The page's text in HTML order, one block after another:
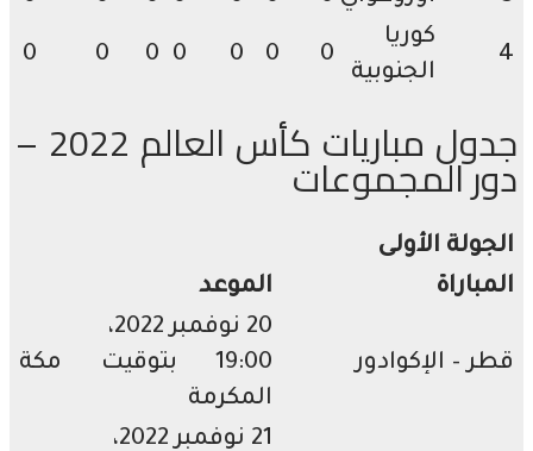
كوريا
الجنوبية
0
0
0
0
جدول مباريات كأس العالم 2022 –
المجموعات
الأولى
الموعد
– الإكوادور
19:00 بتوقيت مكة
المكرمة